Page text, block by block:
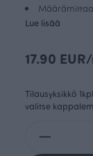
Lue lisää
17.90
Tilausyksikkö
valitse